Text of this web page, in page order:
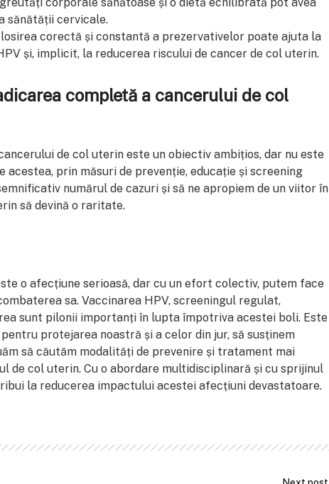
corporale sănătoase și o dietă echilibrată pot avea
sănătății cervicale.
corectă și constantă a prezervativelor poate ajuta la
și, implicit, la reducerea riscului de cancer de col uterin.
completă a cancerului de col
de col uterin este un obiectiv ambițios, dar nu este
acestea, prin măsuri de prevenție, educație și screening
numărul de cazuri și să ne apropiem de un viitor în
să devină o raritate.
o afecțiune serioasă, dar cu un efort colectiv, putem face
sa. Vaccinarea HPV, screeningul regulat,
sunt pilonii importanți în lupta împotriva acestei boli. Este
protejarea noastră și a celor din jur, să susținem
să căutăm modalități de prevenire și tratament mai
de col uterin. Cu o abordare multidisciplinară și cu sprijinul
la reducerea impactului acestei afecțiuni devastatoare.